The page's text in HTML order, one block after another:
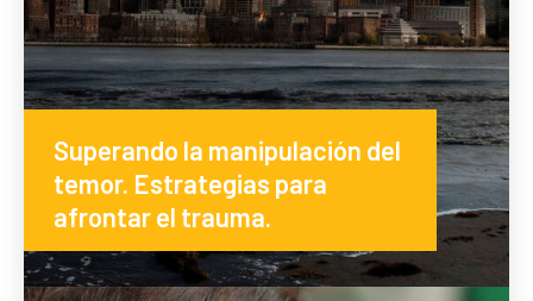
Superando la manipulación del
temor. Estrategias para
afrontar el trauma.